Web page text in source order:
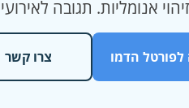
אנומליות. תגובה
לפורטל הדמו צרו קשר